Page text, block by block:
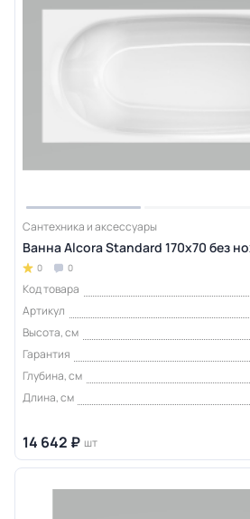
Сантехника и аксессуары
Ванна Alcora Standard 170х70 без
0 0
Код товара
Артикул
Высота, см
Гарантия
Глубина, см
Длина, см
14 642 ₽ шт